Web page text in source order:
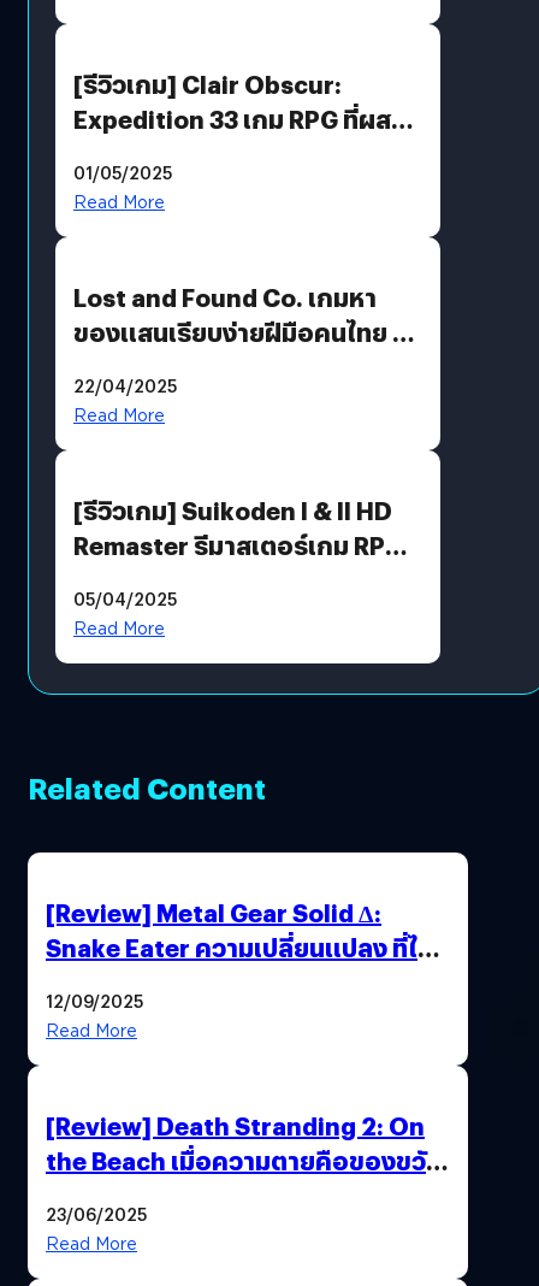
[รีวิวเกม] Clair Obscur:
Expedition 33 เกม RPG ที่ผสาน
ได้ลงตัว
01/05/2025
Read More
Lost and Found Co. เกมหา
ของแสนเรียบง่ายฝีมือคนไทย ที่
ตัวคุณ
22/04/2025
Read More
[รีวิวเกม] Suikoden I & II HD
Remaster รีมาสเตอร์เกม RPG
05/04/2025
Read More
Related Content
[Review] Metal Gear Solid Δ:
Snake Eater ความเปลี่ยนแปลง ที่ไม่
12/09/2025
Read More
[Review] Death Stranding 2: On
the Beach เมื่อความตายคือของขวัญ
ของมนุษย์
23/06/2025
Read More